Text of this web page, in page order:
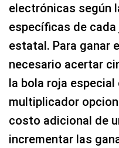
electrónicas según
específicas de
estatal. Para ganar
necesario acertar
la bola roja especial
multiplicador
costo adicional de
incrementar las